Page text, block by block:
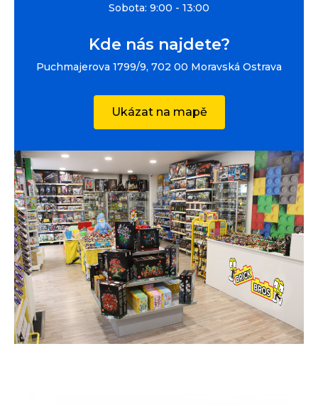
Sobota: 9:00 - 13:00
Kde nás najdete?
Puchmajerova 1799/9, 702 00 Moravská Ostrava
Ukázat na mapě